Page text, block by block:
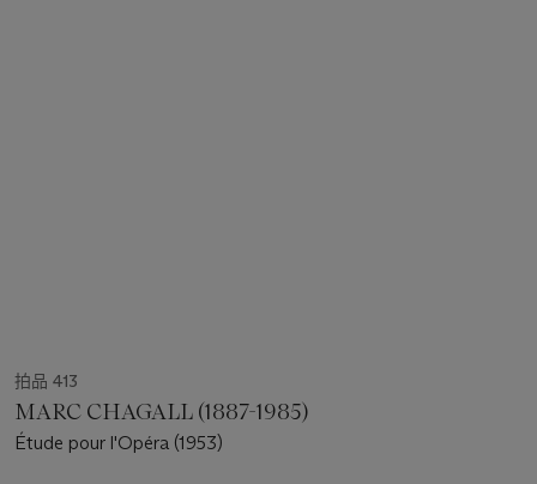
拍品 413
MARC CHAGALL (1887-1985)
Étude pour l'Opéra (1953)